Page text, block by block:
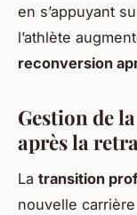
en s’appuyant
l’athlète
reconversion
Gestion de
après la
La transition
nouvelle